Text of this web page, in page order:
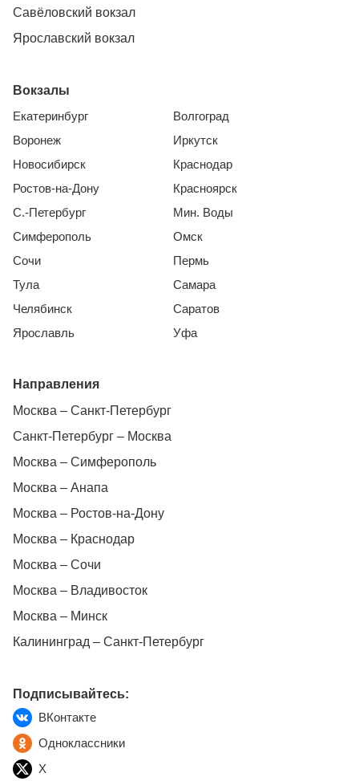
Савёловский вокзал
Ярославский вокзал
Вокзалы
Екатеринбург
Воронеж
Новосибирск
Ростов-на-Дону
С.-Петербург
Симферополь
Сочи
Тула
Челябинск
Ярославль
Волгоград
Иркутск
Краснодар
Красноярск
Мин. Воды
Омск
Пермь
Самара
Саратов
Уфа
Направления
Москва – Санкт-Петербург
Санкт-Петербург – Москва
Москва – Симферополь
Москва – Анапа
Москва – Ростов-на-Дону
Москва – Краснодар
Москва – Сочи
Москва – Владивосток
Москва – Минск
Калининград – Санкт-Петербург
Подписывайтесь:
ВКонтакте
Одноклассники
X